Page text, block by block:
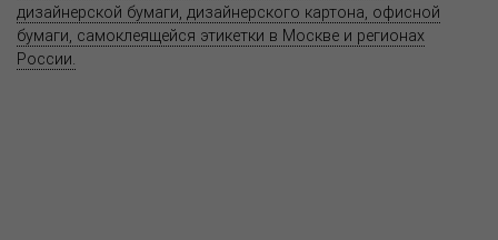
дизайнерской бумаги, дизайнерского картона, офисной
бумаги, самоклеящейся этикетки в Москве и регионах
России.